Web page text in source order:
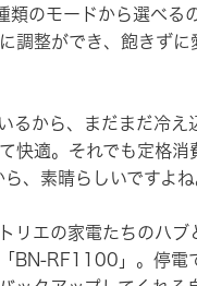
類のモードから選べる
調整ができ、飽きずに
るから、まだまだ冷え
快適。それでも定格消
、素晴らしいですよね
リエの家電たちのハブ
BN-RF1100」。停電